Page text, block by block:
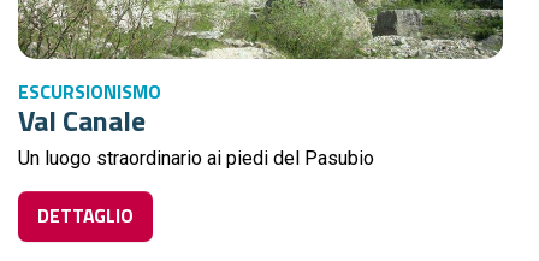
ESCURSIONISMO
Val Canale
Un luogo straordinario ai piedi del Pasubio
DETTAGLIO